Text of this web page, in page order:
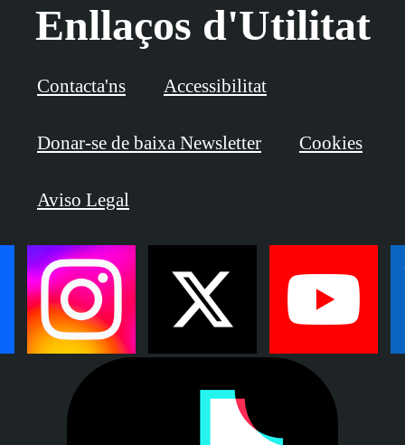
Enllaços d'Utilitat
Contacta'ns Accessibilitat
Donar-se de baixa Newsletter Cookies
Aviso Legal